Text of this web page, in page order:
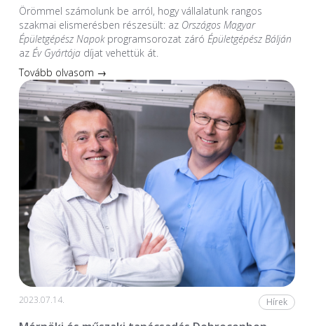
Örömmel számolunk be arról, hogy vállalatunk rangos
szakmai elismerésben részesült: az Országos Magyar
Épületgépész Napokprogramsorozat záró Épületgépész Bálján
az Év Gyártójadíjat vehettük át.
Tovább olvasom →
2023.07.14. Hírek